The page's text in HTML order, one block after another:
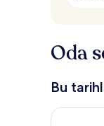
Oda
Bu
Bu gece